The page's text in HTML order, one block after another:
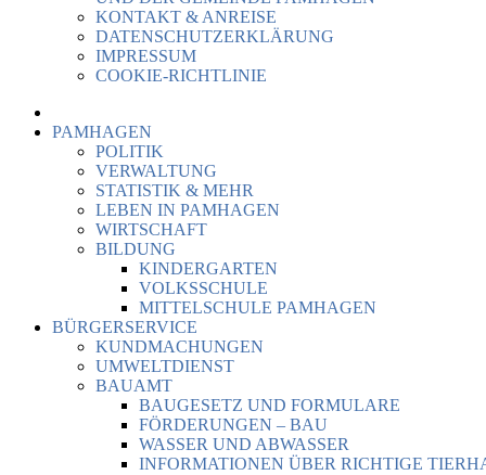
KONTAKT & ANREISE
DATENSCHUTZERKLÄRUNG
IMPRESSUM
COOKIE-RICHTLINIE
PAMHAGEN
POLITIK
VERWALTUNG
STATISTIK & MEHR
LEBEN IN PAMHAGEN
WIRTSCHAFT
BILDUNG
KINDERGARTEN
VOLKSSCHULE
MITTELSCHULE PAMHAGEN
BÜRGERSERVICE
KUNDMACHUNGEN
UMWELTDIENST
BAUAMT
BAUGESETZ UND FORMULARE
FÖRDERUNGEN – BAU
WASSER UND ABWASSER
INFORMATIONEN ÜBER RICHTIGE